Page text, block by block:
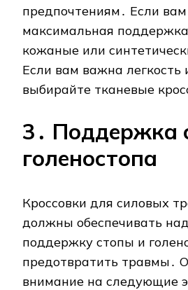
предпочтениям․ Если
максимальная
кожаные или
Если вам важна
выбирайте тканевые
3․ Поддержка
голеностопа
Кроссовки для силовых
должны обеспечивать
поддержку стопы и
предотвратить травмы․
внимание на следующие